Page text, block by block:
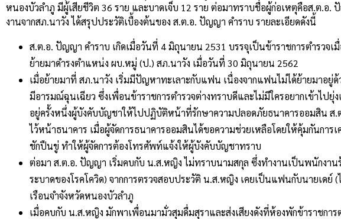
หนองบัวลำภู มีผู้เสียชีวิต 36 ราย และบาดเจ็บ 12 ราย ต่อมาทราบชื่อผู้ก่อเหตุคือส.ต.อ.
งานจากสภ.นาวัง ได้สรุปประวัติเบื้องต้นของ ส.ต.อ. ปัญญา คำราบ รายละเอียดดังนี้
ส.ต.อ. ปัญญา คำราบ เกิดเมื่อวันที่ 4มิถุนายน 2531 บรรจุเป็นข้าราชการตำรวจเ
ย้ายมาดำรงตำแหน่ง ผบ.หมู่ (ป.) สภ.นาวัง เมื่อวันที่ 30 มิถุนายน 2562
เมื่อย้ายมาที่ สภ.นาวัง เริ่มมีปัญหาทะเลาะกับแฟน เนื่องจากแฟนไม่ได้ย้ายมาอยู่ด้
มีอารมณ์ฉุนเฉียว ซึ่งเพื่อนข้าราชการตำรวจต่างทราบดีและไม่มีใครอยากเข้าไปยุ่ง
อยู่ครั้งหนึ่งผู้บังคับบัญชาให้ไปปฏิบัติหน้าที่รักษาความปลอดภัยธนาคารออมสิน ส.
ไว้หน้าธนาคาร เมื่อผู้จัดการธนาคารออมสินได้ขอความช่วยเหลือโดยให้คุ้มกันการเ
ชักปืนขู่ ทำให้ผู้จัดการต้องโทรศัพท์แจ้งให้ผู้บังคับบัญชาทราบ
ต่อมา ส.ต.อ. ปัญญา เริ่มคบกับ น.ส.หญิง ไม่ทราบนามสกุล ซึ่งทำงานเป็นพนักงาน
ระบาดของโรคโควิด) จากการตรวจสอบประวัติน.ส.หญิง เคยเป็นแฟนกับนายเดย์ (
เรือนจำจังหวัดหนองบัวลำภู
เมื่อคบกับ น.ส.หญิง มักพาเพื่อนมามั่วสุมดื่มสุราและส่งเสียงดังที่ห้องพักข้าราชการ